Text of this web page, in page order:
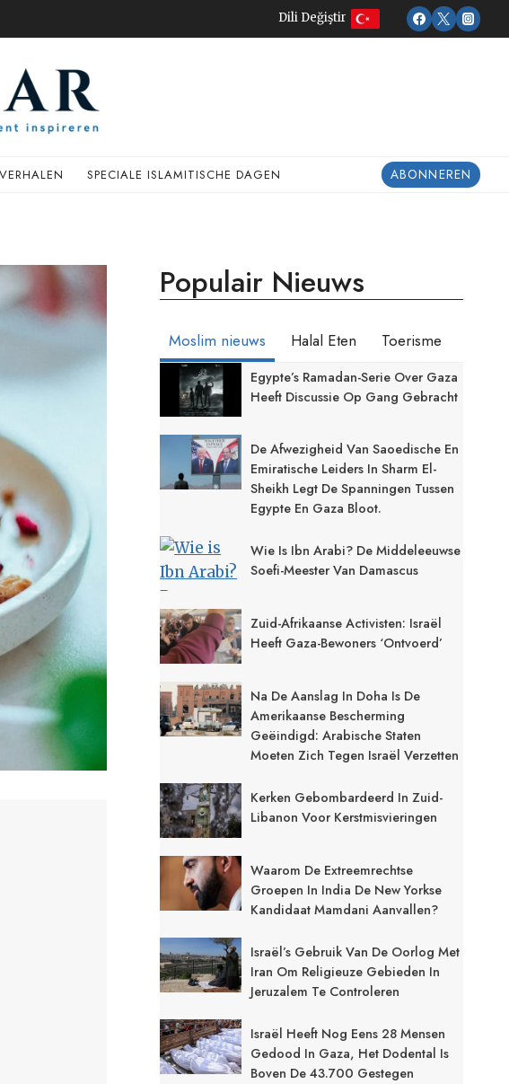
Dili Değiştir
SPECIALE ISLAMITISCHE DAGEN ABONNEREN
Populair Nieuws
Moslim nieuws Halal Eten Toerisme
Egypte’s Ramadan-Serie Over Gaza
Heeft Discussie Op Gang Gebracht
De Afwezigheid Van Saoedische En
Emiratische Leiders In Sharm El-
Sheikh Legt De Spanningen Tussen
Egypte En Gaza Bloot.
Wie Is Ibn Arabi? De Middeleeuwse
Soefi-Meester Van Damascus
Zuid-Afrikaanse Activisten: Israël
Heeft Gaza-Bewoners ‘ontvoerd’
Na De Aanslag In Doha Is De
Amerikaanse Bescherming
Geëindigd: Arabische Staten
Moeten Zich Tegen Israël Verzetten
Kerken Gebombardeerd In Zuid-
Libanon Voor Kerstmisvieringen
Waarom De Extreemrechtse
Groepen In India De New Yorkse
Kandidaat Mamdani Aanvallen?
Israël’s Gebruik Van De Oorlog Met
Iran Om Religieuze Gebieden In
Jeruzalem Te Controleren
Israël Heeft Nog Eens 28 Mensen
Gedood In Gaza, Het Dodental Is
Boven De 43.700 Gestegen